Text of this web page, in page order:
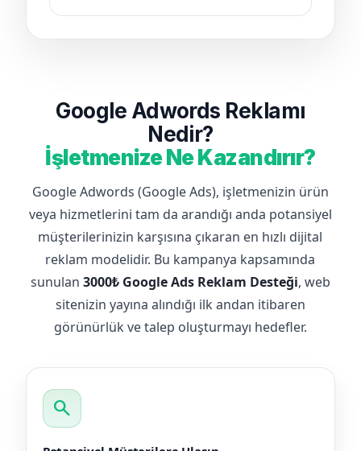
Google Adwords Reklamı
Nedir?
İşletmenize Ne Kazandırır?
Google Adwords (Google Ads), işletmenizin ürün
veya hizmetlerini tam da arandığı anda potansiyel
müşterilerinizin karşısına çıkaran en hızlı dijital
reklam modelidir. Bu kampanya kapsamında
sunulan 3000₺ Google Ads Reklam Desteği, web
sitenizin yayına alındığı ilk andan itibaren
görünürlük ve talep oluşturmayı hedefler.
search